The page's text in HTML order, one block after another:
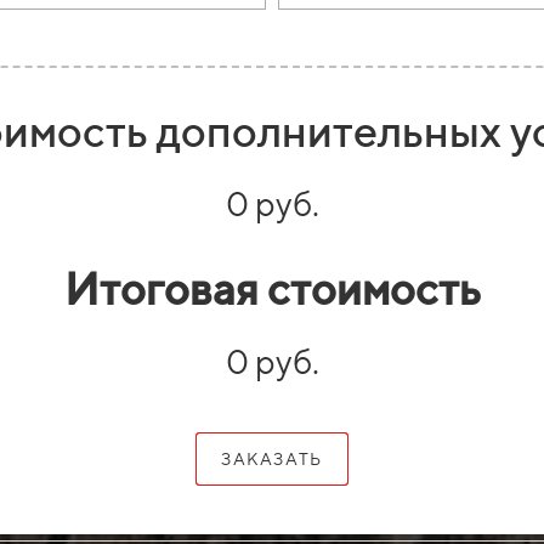
дополнительных
0 руб.
Итоговая стоимость
0 руб.
ЗАКАЗАТЬ